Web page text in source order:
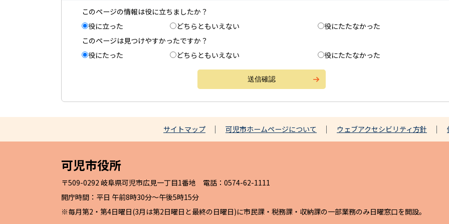
このページの情報は役に立ちましたか？
役に立った
どちらともいえない
役にたたなかった
このページは見つけやすかったですか？
役にたった
どちらともいえない 役にたたなかった
サイトマップ 可児市ホームページについて ウェブアクセシビリティ方針
可児市役所
〒509-0292 岐阜県可児市広見一丁目1番地 電話：0574-62-1111
開庁時間：平日 午前8時30分～午後5時15分
※毎月第2・第4日曜日(3月は第2日曜日と最終の日曜日)に市民課・税務課・収納課の一部業務のみ日曜窓口を開設。